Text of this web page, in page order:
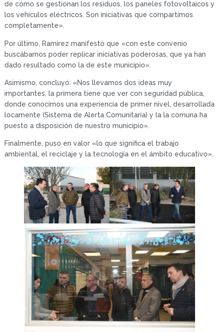
de cómo se gestionan los residuos, los paneles fotovoltaicos y
los vehículos eléctricos. Son iniciativas que compartimos
completamente».
Por último, Ramírez manifestó que «con este convenio
buscábamos poder replicar iniciativas poderosas, que ya han
dado resultado como la de este municipio».
Asimismo, concluyó: «Nos llevamos dos ideas muy
importantes, la primera tiene que ver con seguridad pública,
donde conocimos una experiencia de primer nivel, desarrollada
locamente (Sistema de Alerta Comunitaria) y la la comuna ha
puesto a disposición de nuestro municipio».
Finalmente, puso en valor «lo que significa el trabajo
ambiental, el reciclaje y la tecnología en el ámbito educativo».